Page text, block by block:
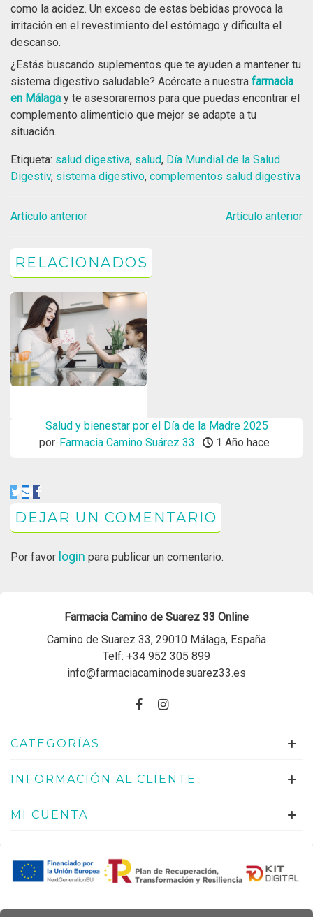
como la acidez. Un exceso de estas bebidas provoca la
irritación en el revestimiento del estómago y dificulta el
descanso.
¿Estás buscando suplementos que te ayuden a mantener tu
sistema digestivo saludable? Acércate a nuestra farmacia
en Málaga y te asesoraremos para que puedas encontrar el
complemento alimenticio que mejor se adapte a tu
situación.
Etiqueta: salud digestiva, salud, Día Mundial de la Salud
Digestiv, sistema digestivo, complementos salud digestiva
Artículo anterior Artículo anterior
RELACIONADOS
Salud y bienestar por el Día de la Madre 2025
por Farmacia Camino Suárez 33 1 Año hace
DEJAR UN COMENTARIO
Por favor login para publicar un comentario.
Farmacia Camino de Suarez 33 Online
Camino de Suarez 33, 29010 Málaga, España
Telf: +34 952 305 899
info@farmaciacaminodesuarez33.es
CATEGORÍAS
INFORMACIÓN AL CLIENTE
MI CUENTA